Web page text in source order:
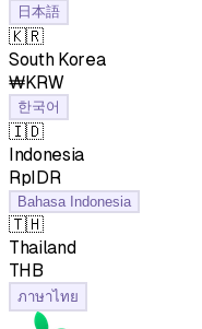
日本語
🇰🇷
South Korea
₩KRW
한국어
🇮🇩
Indonesia
RpIDR
Bahasa Indonesia
🇹🇭
Thailand
฿THB
ภาษาไทย